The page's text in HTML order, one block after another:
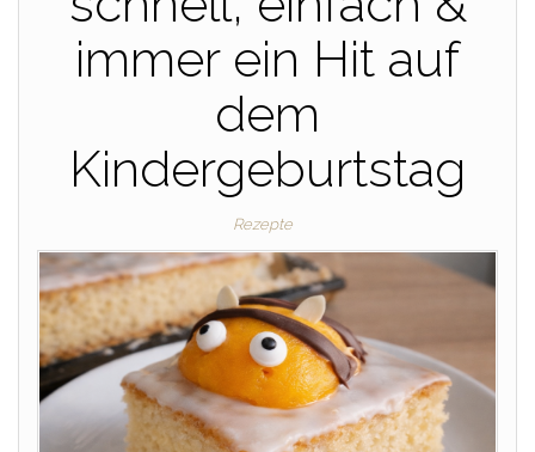
immer ein Hit auf
dem
Kindergeburtstag
Rezepte